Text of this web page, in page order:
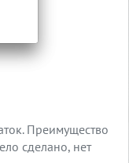
Преимущество
сделано, нет